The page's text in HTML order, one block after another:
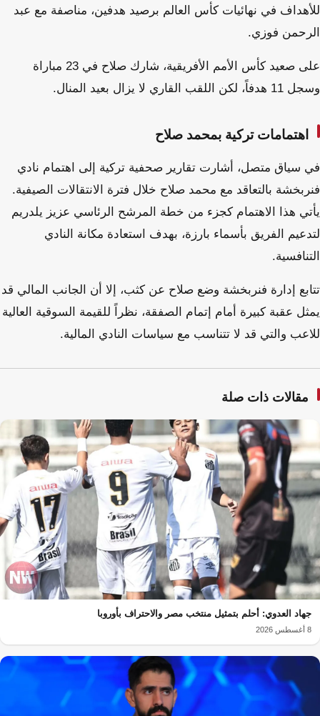
للأهداف في نهائيات كأس العالم برصيد هدفين، مناصفة مع عبد
الرحمن فوزي.
على صعيد كأس الأمم الأفريقية، شارك صلاح في 23 مباراة
وسجل 11 هدفاً، لكن اللقب القاري لا يزال بعيد المنال.
اهتمامات تركية بمحمد صلاح
في سياق متصل، أشارت تقارير صحفية تركية إلى اهتمام نادي
فنربخشة بالتعاقد مع محمد صلاح خلال فترة الانتقالات الصيفية.
يأتي هذا الاهتمام كجزء من خطة المرشح الرئاسي عزيز يلدريم
لتدعيم الفريق بأسماء بارزة، بهدف استعادة مكانة النادي
التنافسية.
تتابع إدارة فنربخشة وضع صلاح عن كثب، إلا أن الجانب المالي قد
يمثل عقبة كبيرة أمام إتمام الصفقة، نظراً للقيمة السوقية العالية
للاعب والتي قد لا تتناسب مع سياسات النادي المالية.
مقالات ذات صلة
جهاد العدوي: أحلم بتمثيل منتخب مصر والاحتراف بأوروبا
8 أغسطس 2026